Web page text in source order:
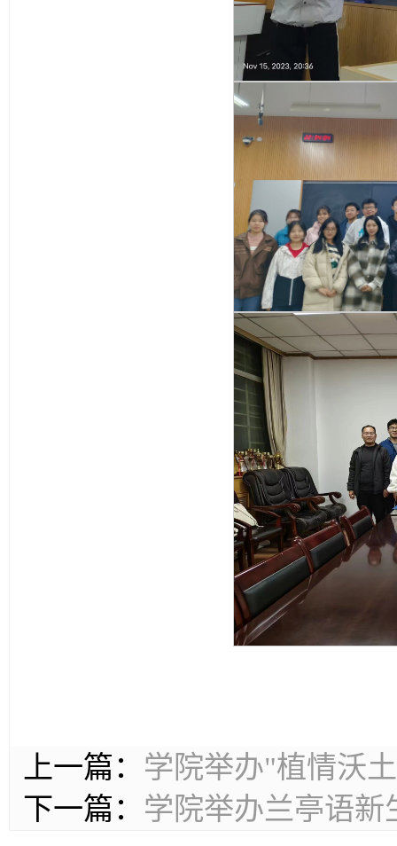
上一篇： 学院举办"植情沃
下一篇： 学院举办兰亭语新